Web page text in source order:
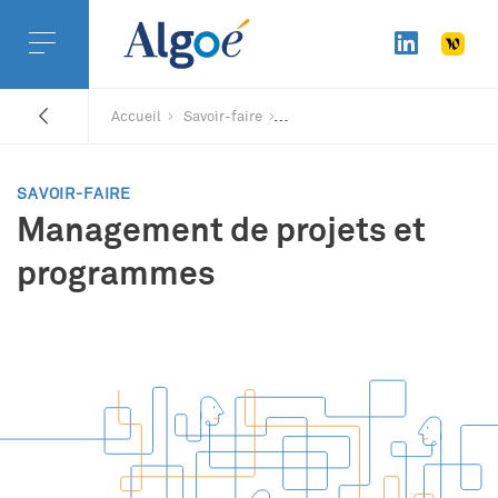
Accueil Savoir-faire
SAVOIR-FAIRE
Management de projets et
programmes